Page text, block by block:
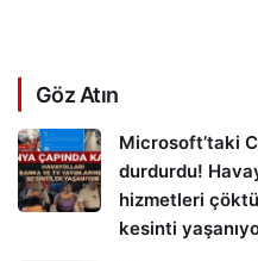
Göz Atın
Microsoft’taki
durdurdu!
hizmetleri
kesinti